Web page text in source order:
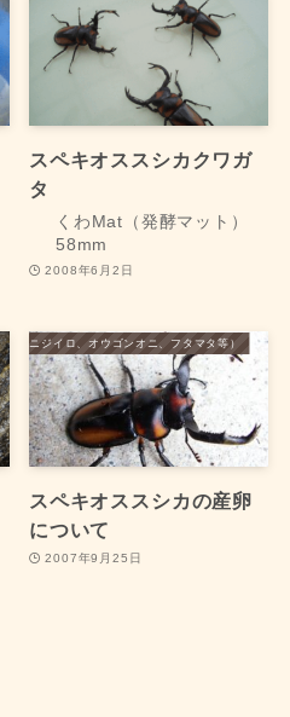
スペキオススシカクワガ
タ
くわMat（発酵マット）
58mm
2008年6月2日
タ（ニジイロ、オウゴンオニ、フタマタ等）
スペキオススシカの産卵
について
2007年9月25日